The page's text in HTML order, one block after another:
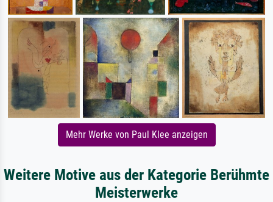
Mehr Werke von Paul Klee anzeigen
Weitere Motive aus der Kategorie Berühmte
Meisterwerke